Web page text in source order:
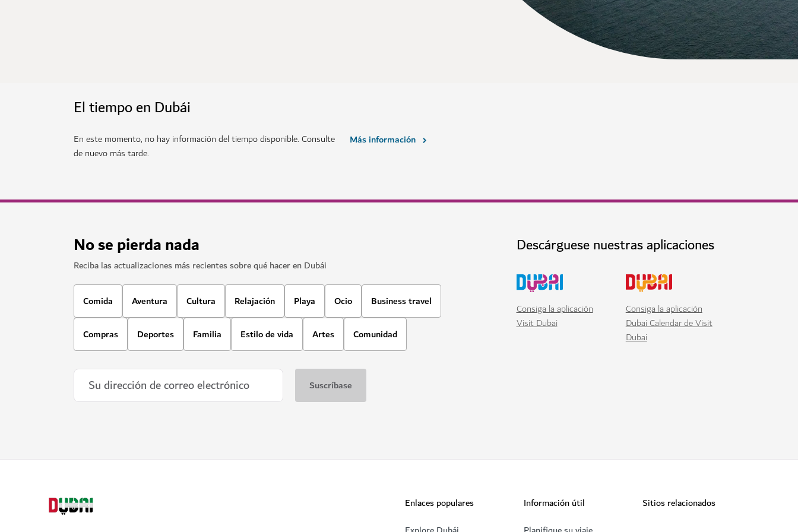
El tiempo en Dubái
En este momento, no hay información del tiempo disponible. Consulte
de nuevo más tarde.
Más información
No se pierda nada
Reciba las actualizaciones más recientes sobre qué hacer en Dubái
Comida Aventura Cultura Relajación Playa Ocio Business travel
Compras Deportes Familia Estilo de vida Artes Comunidad
Descárguese nuestras aplicaciones
Consiga la aplicación
Visit Dubai
Consiga la aplicación
Dubai Calendar de Visit
Dubai
Enlaces populares
Información útil
Sitios relacionados